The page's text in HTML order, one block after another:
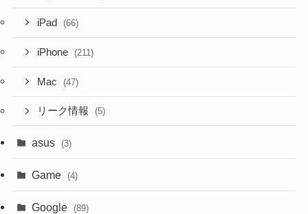
iPad (66)
iPhone (211)
Mac (47)
リーク情報 (5)
asus (3)
Game (4)
Google (89)